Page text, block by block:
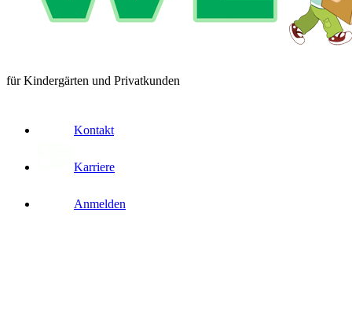
für Kindergärten und Privatkunden
Kontakt
Karriere
Anmelden